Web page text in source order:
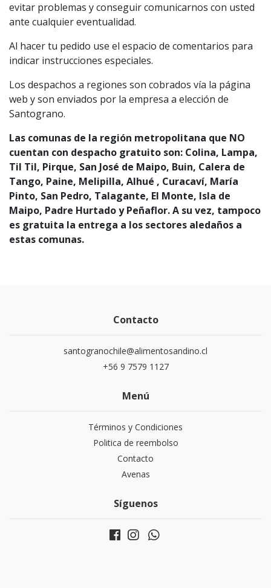
evitar problemas y conseguir comunicarnos con usted
ante cualquier eventualidad.
Al hacer tu pedido use el espacio de comentarios para
indicar instrucciones especiales.
Los despachos a regiones son cobrados vía la página
web y son enviados por la empresa a elección de
Santograno.
Las comunas de la región metropolitana que NO
cuentan con despacho gratuito son: Colina, Lampa,
Til Til, Pirque, San José de Maipo, Buin, Calera de
Tango, Paine, Melipilla, Alhué , Curacaví, María
Pinto, San Pedro, Talagante, El Monte, Isla de
Maipo, Padre Hurtado y Peñaflor. A su vez, tampoco
es gratuita la entrega a los sectores aledaños a
estas comunas.
Contacto
santogranochile@alimentosandino.cl
+56 9 7579 1127
Menú
Términos y Condiciones
Politica de reembolso
Contacto
Avenas
Síguenos